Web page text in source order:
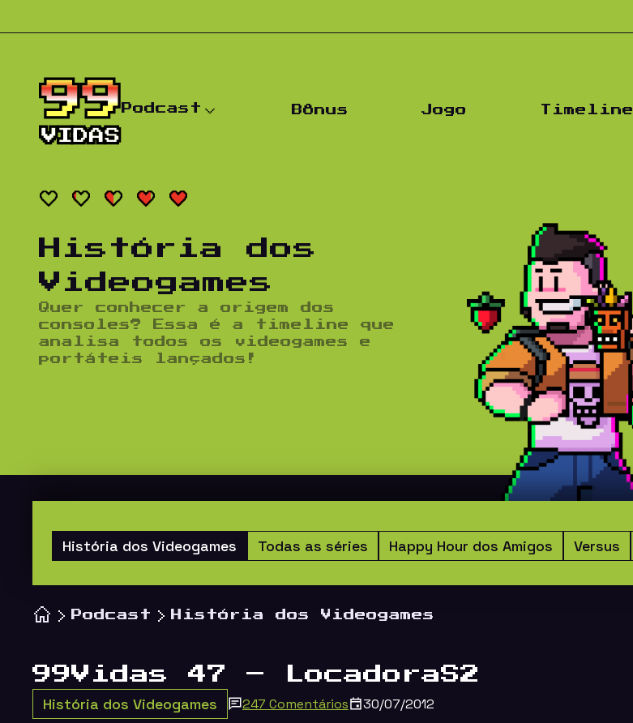
Podcast Bônus Jogo Timeline
História dos
Videogames
Quer conhecer a origem dos
consoles? Essa é a timeline que
analisa todos os videogames e
portáteis lançados!
Todas as séries Happy Hour dos Amigos Versus
História dos Videogames
Podcast História dos Videogames
99Vidas 47 – LocadoraS2
História dos Videogames 247 Comentários 30/07/2012